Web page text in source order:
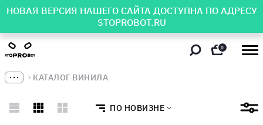
НОВАЯ ВЕРСИЯ НАШЕГО САЙТА ДОСТУПНА ПО АДРЕСУ
STOPROBOT.RU
0
КАТАЛОГ ВИНИЛА
ПО НОВИЗНЕ